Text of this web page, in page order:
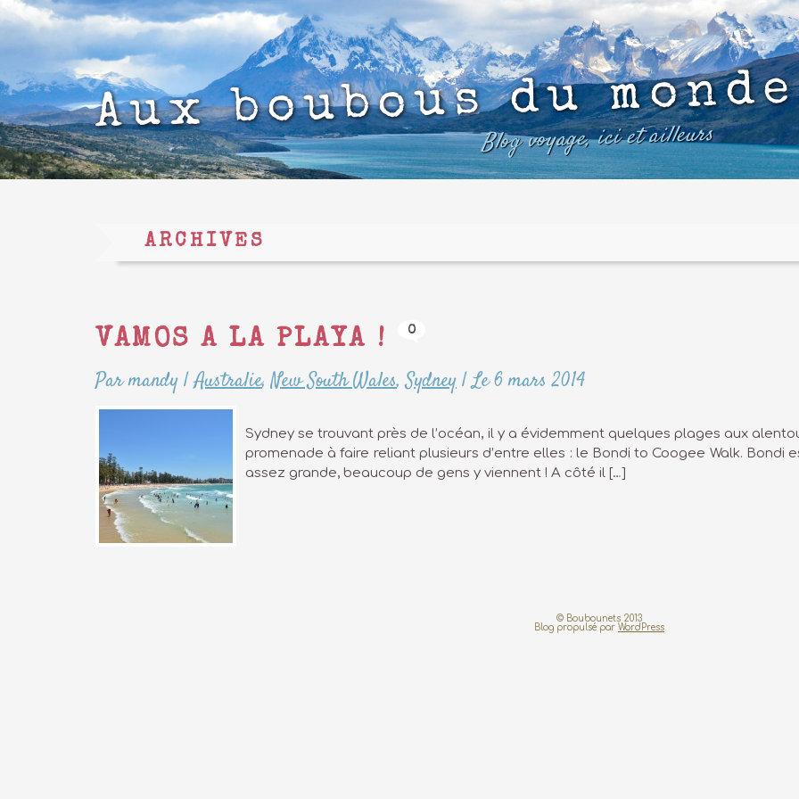
Aux boubous du monde
Blog voyage, ici et ailleurs
ARCHIVES
VAMOS A LA PLAYA ! 0
Par mandy|Australie,New South Wales,Sydney|Le 6 mars 2014
Sydney se trouvant près de l’océan, il y a évidemment quelques plages aux
promenade à faire reliant plusieurs d’entre elles : le Bondi to Coogee Walk.
assez grande, beaucoup de gens y viennent ! A côté il […]
© Boubounets 2013
Blog propulsé par WordPress